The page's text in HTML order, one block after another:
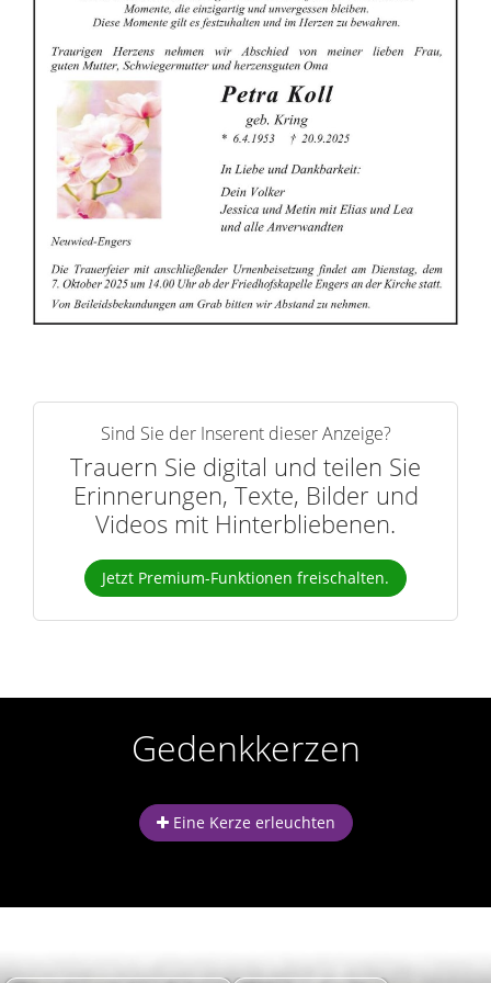
n
n
e
r
n
Sind Sie der Inserent dieser Anzeige?
Trauern Sie digital und teilen Sie
Erinnerungen, Texte, Bilder und
Videos mit Hinterbliebenen.
Jetzt Premium-Funktionen freischalten.
Gedenkkerzen
Eine Kerze erleuchten